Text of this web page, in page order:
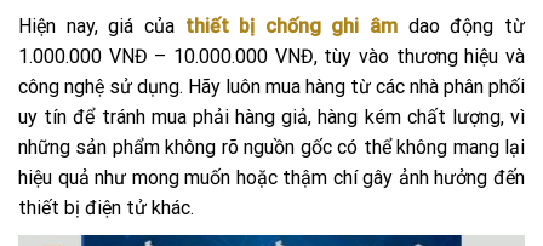
Hiện nay, giá của thiết bị chống ghi âm dao động từ
1.000.000 VNĐ – 10.000.000 VNĐ, tùy vào thương hiệu và
công nghệ sử dụng. Hãy luôn mua hàng từ các nhà phân phối
uy tín để tránh mua phải hàng giả, hàng kém chất lượng, vì
những sản phẩm không rõ nguồn gốc có thể không mang lại
hiệu quả như mong muốn hoặc thậm chí gây ảnh hưởng đến
thiết bị điện tử khác.